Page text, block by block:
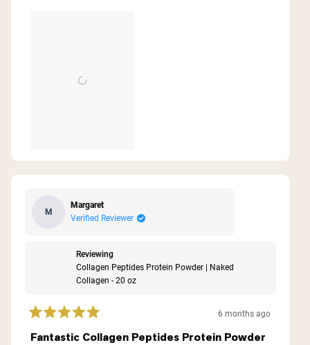
M
Margaret
Verified Reviewer
Reviewing
Collagen Peptides Protein Powder | Naked
Collagen - 20 oz
Rated
5
6 months ago
Fantastic Collagen Peptides Protein Powder